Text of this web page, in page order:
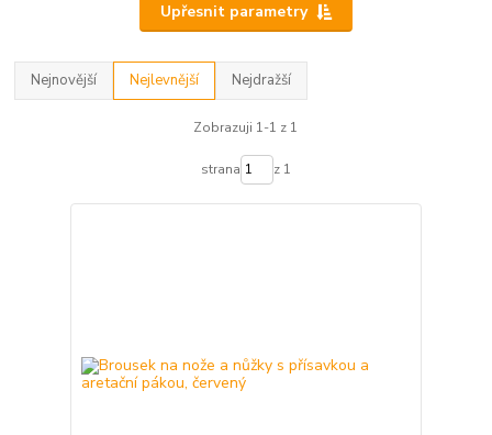
Upřesnit parametry
Nejnovější Nejlevnější Nejdražší
Zobrazuji 1-1 z 1
strana z 1